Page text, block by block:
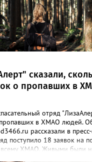
и судоходства. Кроме
и сельхозкультуры,
молниезащиты. При ливне
оставаться дома и не
подвалы — укрывайтесь в
помещение
верхние этажи, отключив
не пытайтесь проехать
остановитесь на обочине с
подъёме воды покиньте
сказали,
о пропавших в
отряд
в ХМАО людей.
рассказали в
поступило 18 заявок на
ХМАО. Живыми были